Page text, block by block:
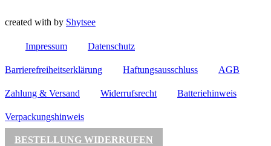
created with by Shytsee
Impressum Datenschutz
Barrierefreiheitserklärung Haftungsausschluss AGB
Zahlung & Versand Widerrufsrecht Batteriehinweis
Verpackungshinweis
BESTELLUNG WIDERRUFEN